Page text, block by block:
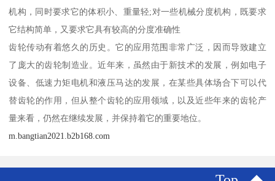
机构，同时要求它的体积小、重量轻;对一些机械分度机构，既要求
它结构简单，又要求它具有较高的分度准确性
齿轮传动有着悠久的历史。它的应用范围非常广泛，因而导致建立
了庞大的齿轮制造业。近年来，虽然由于新技术的发展，例如电子
设备、低速力矩电机和液压马达的发展，在某些具体场合下可以代
替齿轮的作用，但从整个齿轮的应用领域，以及近些年来的齿轮产
量来看，仍然在继续发展，并保持着它的重要地位。
m.bangtian2021.b2b168.com